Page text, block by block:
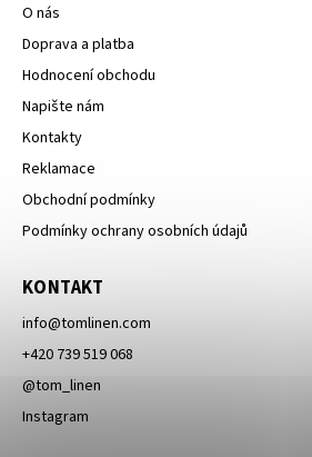
O nás
Doprava a platba
Hodnocení obchodu
Napište nám
Kontakty
Reklamace
Obchodní podmínky
Podmínky ochrany osobních údajů
KONTAKT
info@tomlinen.com
+420 739 519 068
@tom_linen
Instagram